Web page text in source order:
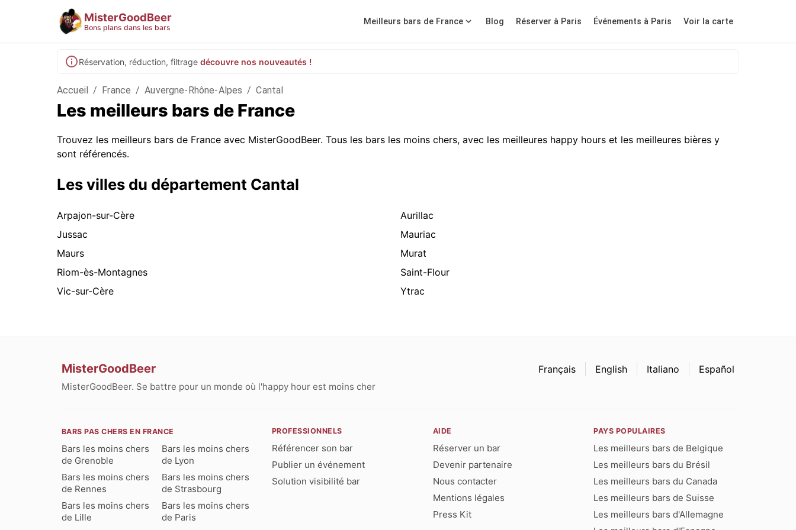
MisterGoodBeer
Bons plans dans les bars
Meilleurs bars de France Blog Réserver à Paris Événements à Paris Voir la carte
Réservation, réduction, filtrage découvre nos nouveautés !
Accueil / France / Auvergne-Rhône-Alpes / Cantal
Les meilleurs bars de France
Trouvez les meilleurs bars de France avec MisterGoodBeer. Tous les bars les moins chers, avec les meilleures happy hours et les meilleures bières y
sont référencés.
Les villes du département Cantal
Arpajon-sur-Cère
Aurillac
Jussac
Mauriac
Maurs
Murat
Riom-ès-Montagnes
Saint-Flour
Vic-sur-Cère
Ytrac
MisterGoodBeer
MisterGoodBeer. Se battre pour un monde où l'happy hour est moins cher
Français English Italiano Español
BARS PAS CHERS EN FRANCE
Bars les moins chers
de Grenoble
Bars les moins chers
de Lyon
Bars les moins chers
de Rennes
Bars les moins chers
de Strasbourg
Bars les moins chers
de Lille
Bars les moins chers
de Paris
PROFESSIONNELS
Référencer son bar
Publier un événement
Solution visibilité bar
AIDE
Réserver un bar
Devenir partenaire
Nous contacter
Mentions légales
Press Kit
PAYS POPULAIRES
Les meilleurs bars de Belgique
Les meilleurs bars du Brésil
Les meilleurs bars du Canada
Les meilleurs bars de Suisse
Les meilleurs bars d'Allemagne